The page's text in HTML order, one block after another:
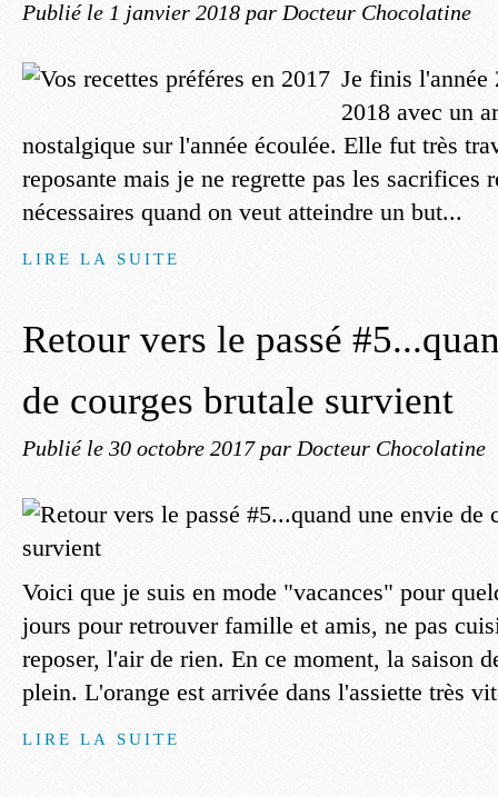
Publié le 1 janvier 2018 par Docteur Chocolatine
Je finis l'année
2018 avec un
nostalgique sur l'année écoulée. Elle fut très
reposante mais je ne regrette pas les sacrifices
nécessaires quand on veut atteindre un but...
LIRE LA SUITE
Retour vers le passé
de courges brutale survient
Publié le 30 octobre 2017 par Docteur Chocolatine
Voici que je suis en mode "vacances" pour
jours pour retrouver famille et amis, ne pas
reposer, l'air de rien. En ce moment, la saison
plein. L'orange est arrivée dans l'assiette très
LIRE LA SUITE